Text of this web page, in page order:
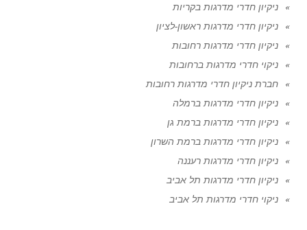
ניקיון חדרי מדרגות בקריות
ניקיון חדרי מדרגות ראשון-לציון
ניקיון חדרי מדרגות רחובות
ניקוי חדרי מדרגות ברחובות
חברת ניקיון חדרי מדרגות רחובות
ניקיון חדרי מדרגות ברמלה
ניקיון חדרי מדרגות ברמת גן
ניקיון חדרי מדרגות ברמת השרון
ניקיון חדרי מדרגות רעננה
ניקיון חדרי מדרגות תל אביב
ניקוי חדרי מדרגות תל אביב